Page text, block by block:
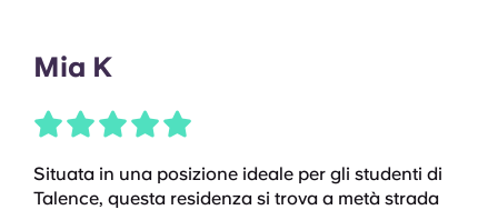
Mia K
Situata in una posizione ideale per gli studenti di
Talence, questa residenza si trova a metà strada